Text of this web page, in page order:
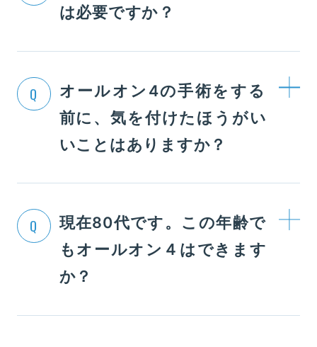
は必要ですか？
Q
オールオン4の手術をする
前に、気を付けたほうがい
いことはありますか？
Q
現在80代です。この年齢で
もオールオン４はできます
か？